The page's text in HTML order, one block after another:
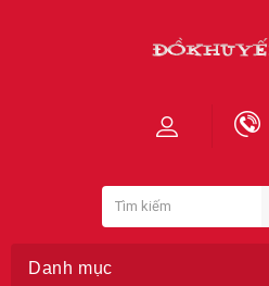
Danh mục